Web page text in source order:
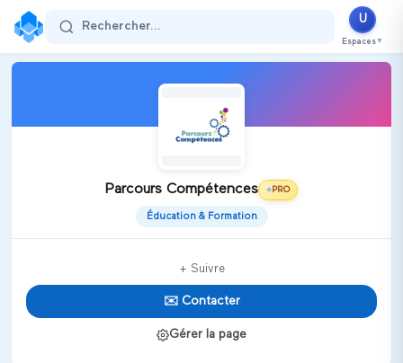
Rechercher...
U
Espaces ▼
Parcours Compétences ⭐PRO
Éducation & Formation
+ Suivre
✉️ Contacter
Gérer la page